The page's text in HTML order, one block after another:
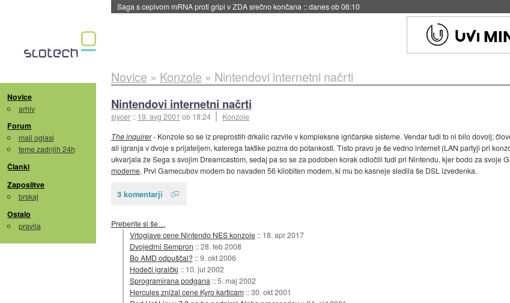
Saga s cepivom mRNA proti gripi v ZDA srečno končana ::danes ob 06:10
Novice
arhiv
Forum
mali oglasi
teme zadnjih 24h
Članki
Zaposlitve
brskaj
Ostalo
pravila
Novice » Konzole » Nintendovi internetni načrti
Nintendovi internetni načrti
slycer :: 19. avg 2001 ob 18:24
Konzole
The inquirer- Konzole so se iz preprostih drkalic razvile v kompleksne igričarske sisteme. Vendar tudi to ni bilo dovolj;
ali igranja v dvoje s prijateljem, katerega taktike pozna do potankosti. Tisto pravo je še vedno internet (LAN partyji pri
ukvarjala že Sega s svojim Dreamcastom, sedaj pa so se za podoben korak odločili tudi pri Nintendu, kjer bodo za svoje
modeme. Prvi Gamecubov modem bo navaden 56 kilobiten modem, ki mu bo kasneje sledila še DSL izvedenka.
3 komentarji
Preberite si še…
Vrtoglave cene Nintendo NES konzole :: 18. apr 2017
Dvojedrni Sempron ::28. feb 2008
Bo AMD odpuščal? ::9. okt 2006
Hodeči igralčki :: 10. jul 2002
Sprogramirana podgana ::5. maj 2002
Hercules znižal cene Kyro karticam ::30. okt 2001